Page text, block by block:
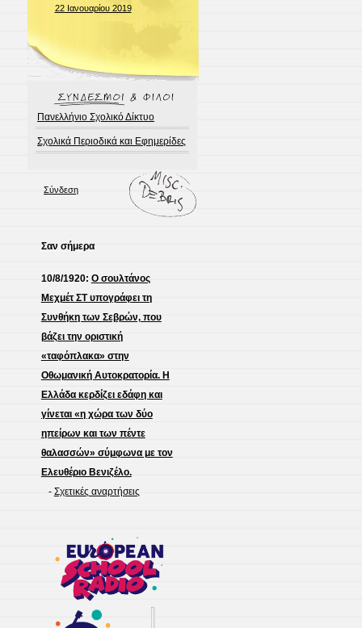
22 Ιανουαρίου 2019
Πανελλήνιο Σχολικό Δίκτυο
Σχολικά Περιοδικά και Εφημερίδες
Σύνδεση
Σαν σήμερα
10/8/1920: Ο σουλτάνος
Μεχμέτ ΣΤ υπογράφει τη
Συνθήκη των Σεβρών, που
βάζει την οριστική
«ταφόπλακα» στην
Οθωμανική Αυτοκρατορία. Η
Ελλάδα κερδίζει εδάφη και
γίνεται «η χώρα των δύο
ηπείρων και των πέντε
θαλασσών» σύμφωνα με τον
Ελευθέριο Βενιζέλο.
- Σχετικές αναρτήσεις